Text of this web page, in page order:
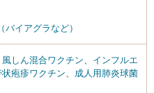
バイアグラなど）
しん混合ワクチン、 インフルエ
状疱疹ワクチン、 成人用肺炎球菌